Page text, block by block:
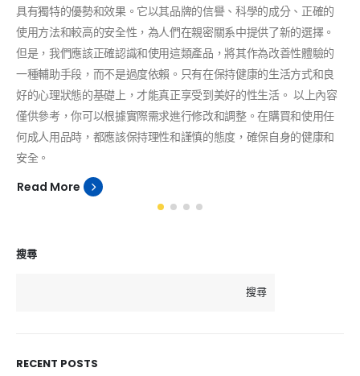
具有獨特的優勢和效果。它以其品牌的信譽、科學的成分、正確的
使用方法和較高的安全性，為人們在親密關系中提供了新的選擇。
但是，我們應該正確認識和使用這類產品，將其作為改善性體驗的
一種輔助手段，而不是過度依賴。只有在保持健康的生活方式和良
好的心理狀態的基礎上，才能真正享受到美好的性生活。 以上內容
僅供參考，你可以根據實際需求進行修改和調整。在購買和使用任
何成人用品時，都應該保持理性和謹慎的態度，確保自身的健康和
安全。
Read More
搜尋
搜尋
RECENT POSTS